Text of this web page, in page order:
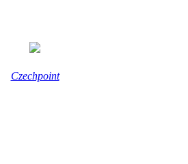
Czechpoint